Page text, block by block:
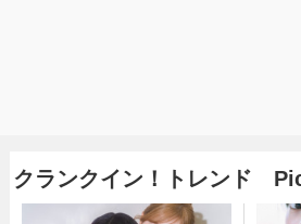
クランクイン！トレンド